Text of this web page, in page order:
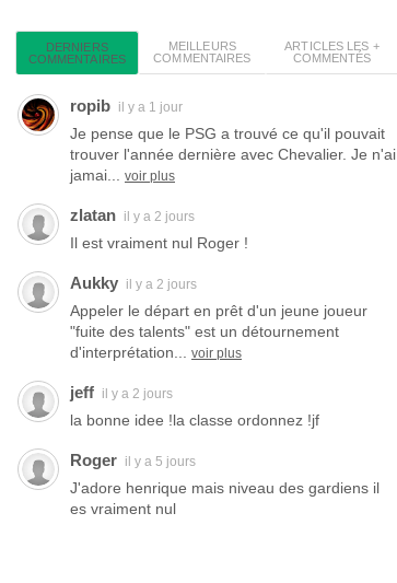
DERNIERS
COMMENTAIRES
MEILLEURS
COMMENTAIRES
ARTICLES LES +
COMMENTÉS
ropib il y a 1 jour
Je pense que le PSG a trouvé ce qu'il pouvait
trouver l'année dernière avec Chevalier. Je n'ai
jamai...
voir plus
zlatan il y a 2 jours
Il est vraiment nul Roger !
Aukky il y a 2 jours
Appeler le départ en prêt d'un jeune joueur
"fuite des talents" est un détournement
d'interprétation...
voir plus
jeff il y a 2 jours
la bonne idee !la classe ordonnez !jf
Roger il y a 5 jours
J'adore henrique mais niveau des gardiens il
es vraiment nul